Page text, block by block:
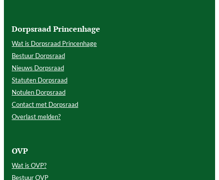
Dorpsraad Princenhage
Wat is Dorpsraad Princenhage
Bestuur Dorpsraad
Nieuws Dorpsraad
Statuten Dorpsraad
Notulen Dorpsraad
Contact met Dorpsraad
Overlast melden?
OVP
Wat is OVP?
Bestuur OVP